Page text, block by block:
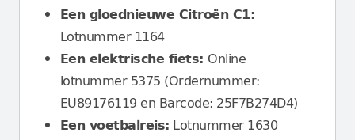
Een gloednieuwe Citroën C1:
Lotnummer 1164
Een elektrische fiets: Online
lotnummer 5375 (Ordernummer:
EU89176119 en Barcode: 25F7B274D4)
Een voetbalreis: Lotnummer 1630